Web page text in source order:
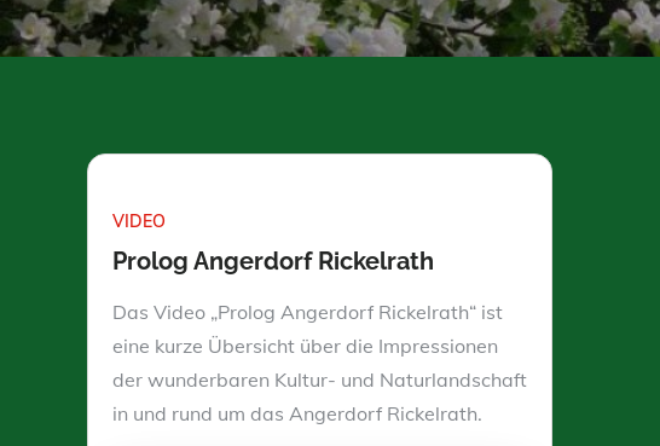
VIDEO
Prolog Angerdorf Rickelrath
Das Video „Prolog Angerdorf Rickelrath“ ist
eine kurze Übersicht über die Impressionen
der wunderbaren Kultur- und Naturlandschaft
in und rund um das Angerdorf Rickelrath.